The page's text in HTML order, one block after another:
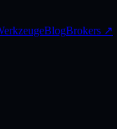
BlogBrokers ↗